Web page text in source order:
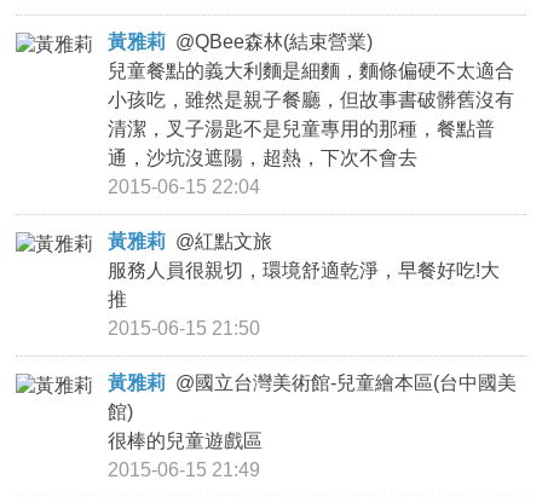
黃雅莉 @QBee森林(結束營業)
兒童餐點的義大利麵是細麵，麵條偏硬不太適合
小孩吃，雖然是親子餐廳，但故事書破髒舊沒有
清潔，叉子湯匙不是兒童專用的那種，餐點普
通，沙坑沒遮陽，超熱，下次不會去
2015-06-15 22:04
黃雅莉 @紅點文旅
服務人員很親切，環境舒適乾淨，早餐好吃!大
推
2015-06-15 21:50
黃雅莉 @國立台灣美術館-兒童繪本區(台中國美
館)
很棒的兒童遊戲區
2015-06-15 21:49